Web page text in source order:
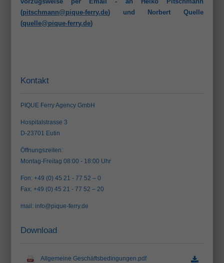
(pitschmann@pique-ferry.de) und Norbert Quelle
(quelle@pique-ferry.de)
Kontakt
PIQUE Ferry Agency GmbH
Hospitalstrasse 3
D-23701 Eutin
Öffnungszeiten:
Montag-Freitag 08:00 - 18:00 Uhr
Fon: +49 (0) 45 21 - 77 52 – 0
Fax: +49 (0) 45 21 - 77 52 – 20
mail: info@pique-ferry.de
Download
Allgemeine Geschäftsbedingungen.pdf